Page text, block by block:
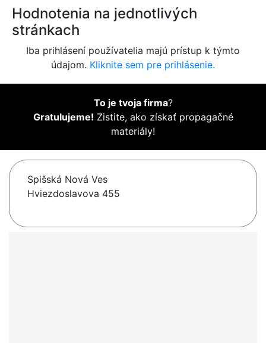
Hodnotenia na jednotlivých
stránkach
Iba prihlásení používatelia majú prístup k týmto
údajom. Kliknite sem pre prihlásenie.
To je tvoja firma?
Gratulujeme! Zistite, ako získať propagačné
materiály!
Spišská Nová Ves
Hviezdoslavova 455